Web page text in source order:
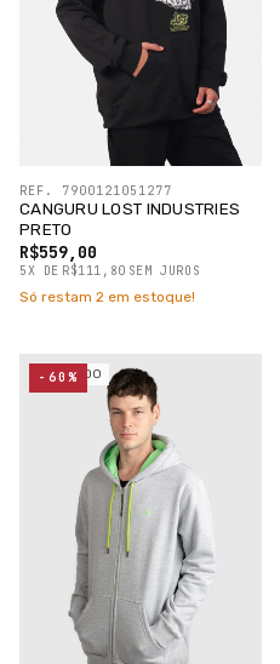
CANGURU LOST INDUSTRIES
PRETO
R$559,00
5X DE R$111,80 SEM JUROS
REF. 7900121051277
Só restam 2 em estoque!
ESGOTADO
-60%